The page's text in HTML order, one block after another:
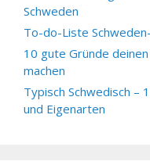
Schweden
To-do-Liste
10 gute Gründe
machen
Typisch Schwedisch –
und Eigenarten